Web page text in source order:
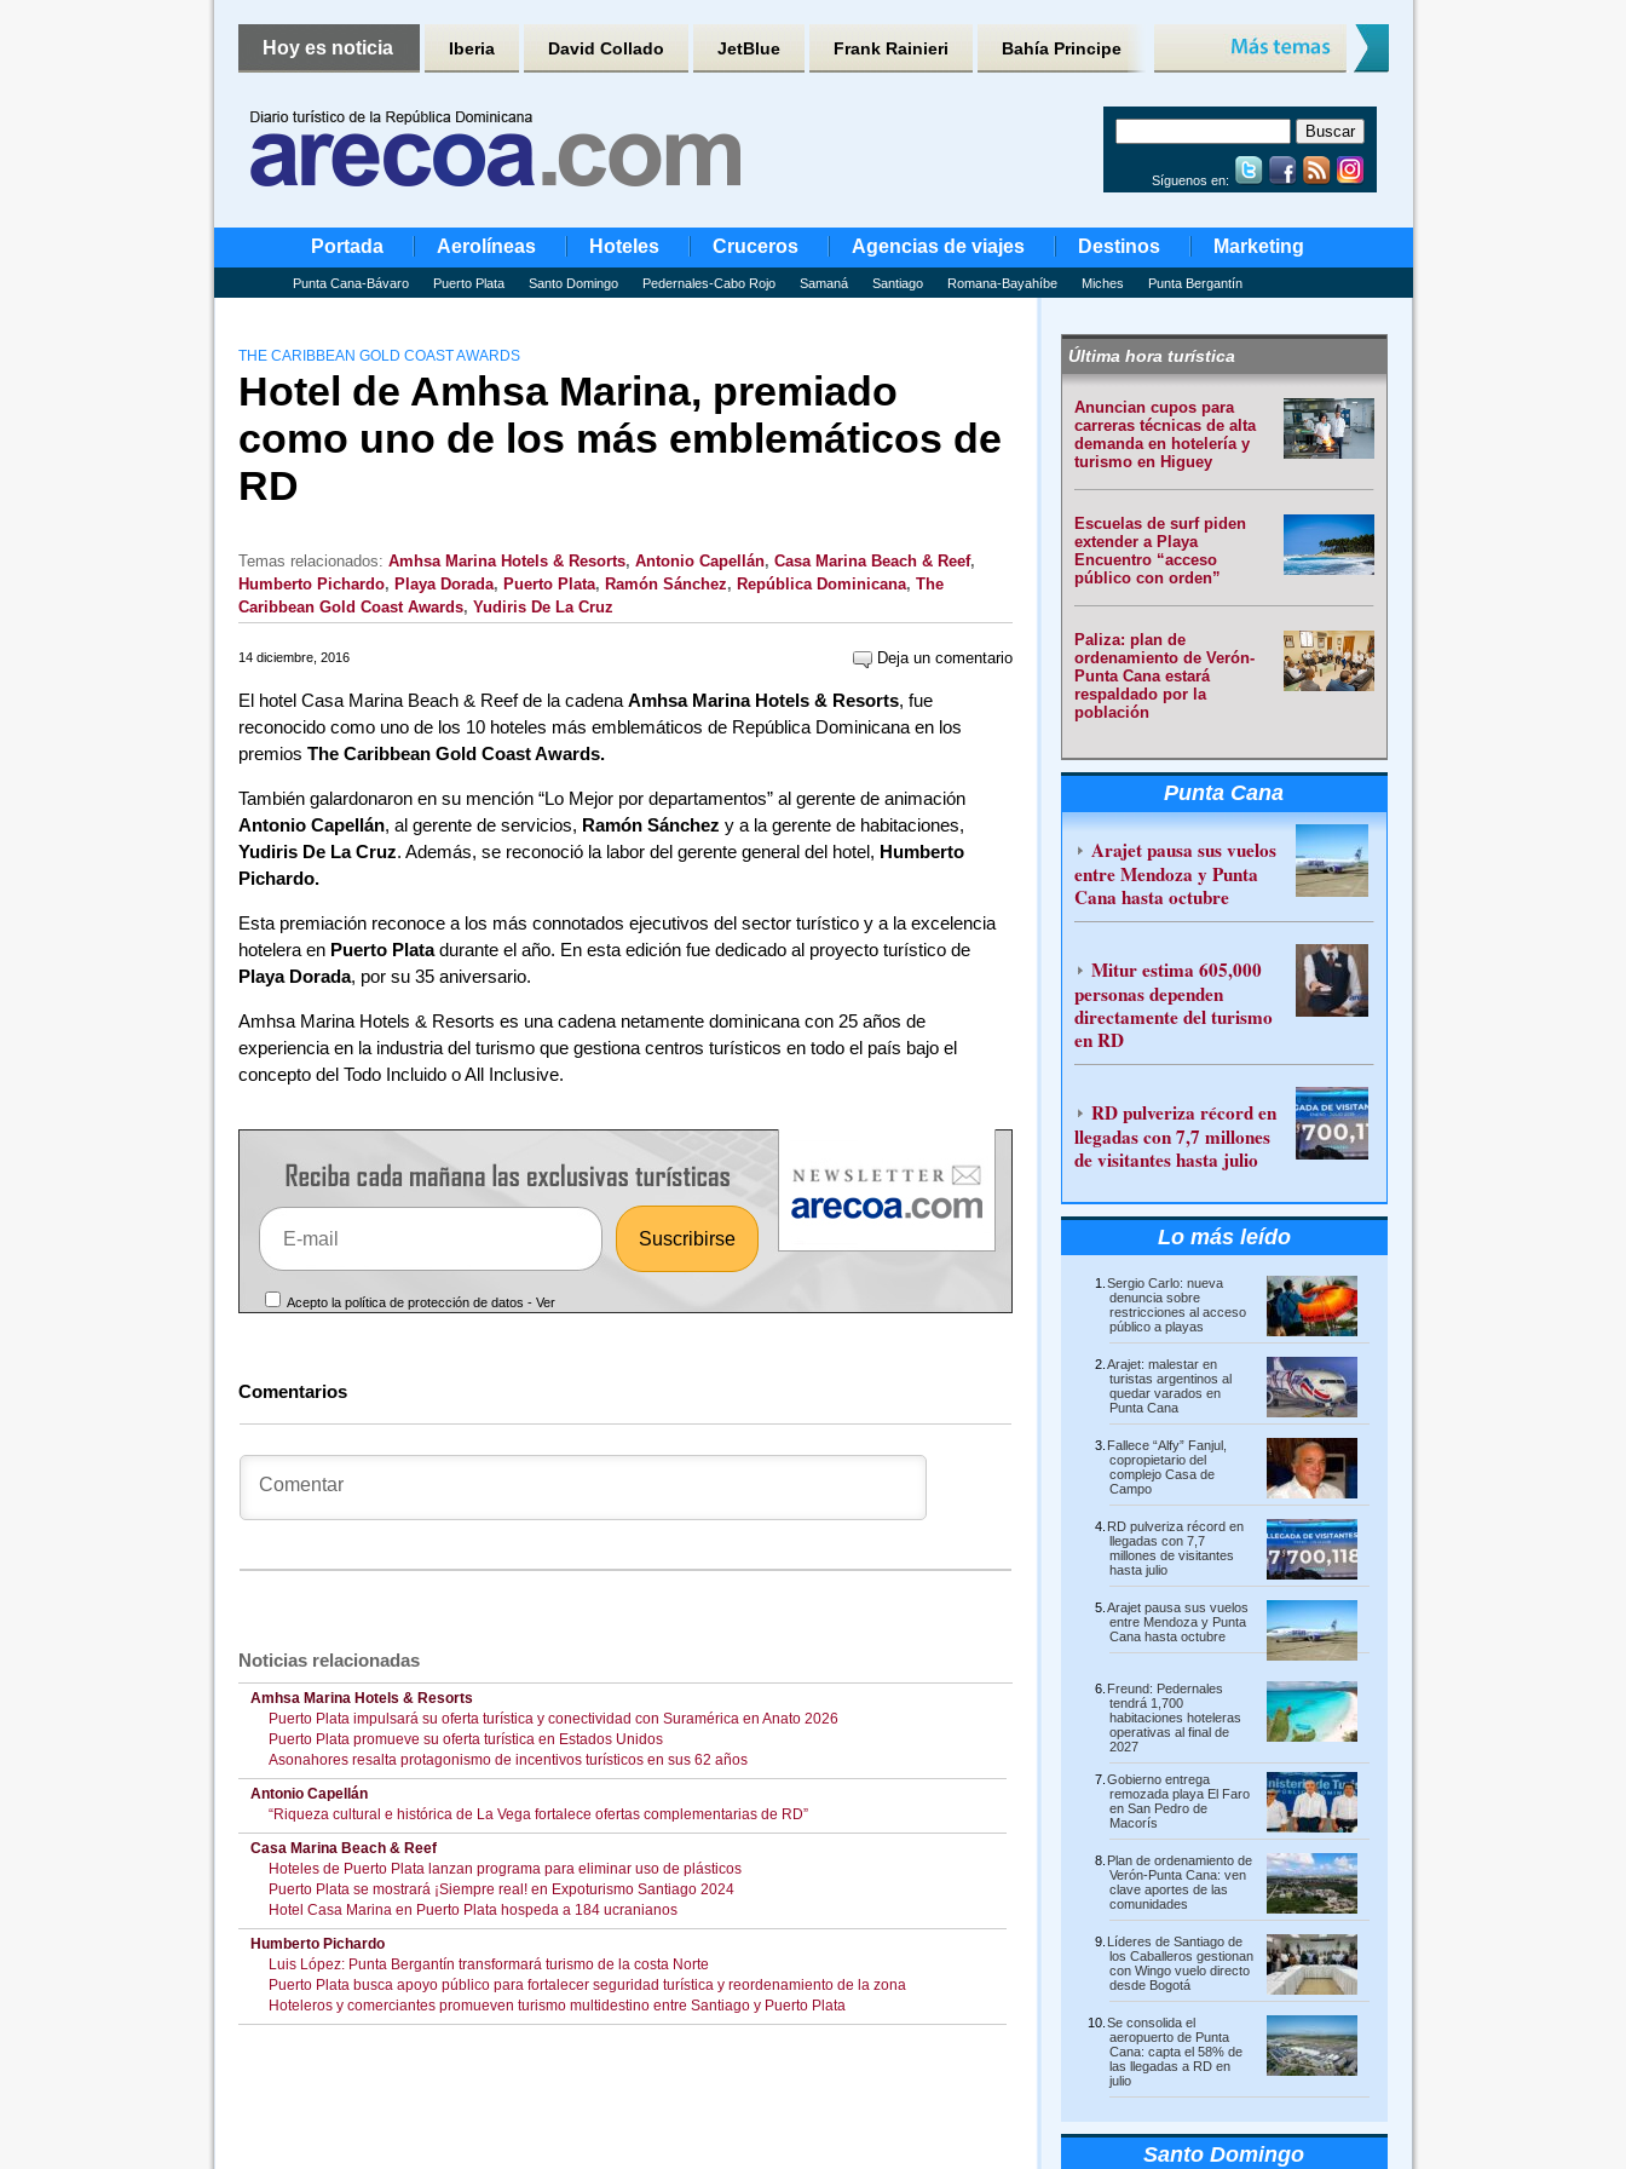
Hoy es noticia Iberia David Collado JetBlue Frank Rainieri Bahía Principe
Síguenos en:
Portada Aerolíneas Hoteles Cruceros Agencias de viajes Destinos Marketing
Punta Cana-Bávaro Puerto Plata Santo Domingo Pedernales-Cabo Rojo Samaná Santiago Romana-Bayahíbe Miches Punta Bergantín
THE CARIBBEAN GOLD COAST AWARDS
Hotel de Amhsa Marina, premiado
como uno de los más emblemáticos de
RD
Temas relacionados: Amhsa Marina Hotels & Resorts, Antonio Capellán, Casa Marina Beach & Reef,
Humberto Pichardo, Playa Dorada, Puerto Plata, Ramón Sánchez, República Dominicana, The
Caribbean Gold Coast Awards, Yudiris De La Cruz
14 diciembre, 2016 Deja un comentario
El hotel Casa Marina Beach & Reef de la cadena Amhsa Marina Hotels & Resorts, fue
reconocido como uno de los 10 hoteles más emblemáticos de República Dominicana en los
premios The Caribbean Gold Coast Awards.
También galardonaron en su mención “Lo Mejor por departamentos” al gerente de animación
Antonio Capellán, al gerente de servicios, Ramón Sánchez y a la gerente de habitaciones,
Yudiris De La Cruz. Además, se reconoció la labor del gerente general del hotel, Humberto
Pichardo.
Esta premiación reconoce a los más connotados ejecutivos del sector turístico y a la excelencia
hotelera en Puerto Platadurante el año. En esta edición fue dedicado al proyecto turístico de
Playa Dorada, por su 35 aniversario.
Amhsa Marina Hotels & Resorts es una cadena netamente dominicana con 25 años de
experiencia en la industria del turismo que gestiona centros turísticos en todo el país bajo el
concepto del Todo Incluido o All Inclusive.
Acepto la política de protección de datos -Ver
Comentarios
Noticias relacionadas
Amhsa Marina Hotels & Resorts
Puerto Plata impulsará su oferta turística y conectividad con Suramérica en Anato 2026
Puerto Plata promueve su oferta turística en Estados Unidos
Asonahores resalta protagonismo de incentivos turísticos en sus 62 años
Antonio Capellán
“Riqueza cultural e histórica de La Vega fortalece ofertas complementarias de RD”
Casa Marina Beach & Reef
Hoteles de Puerto Plata lanzan programa para eliminar uso de plásticos
Puerto Plata se mostrará ¡Siempre real! en Expoturismo Santiago 2024
Hotel Casa Marina en Puerto Plata hospeda a 184 ucranianos
Humberto Pichardo
Luis López: Punta Bergantín transformará turismo de la costa Norte
Puerto Plata busca apoyo público para fortalecer seguridad turística y reordenamiento de la zona
Hoteleros y comerciantes promueven turismo multidestino entre Santiago y Puerto Plata
Última hora turística
Anuncian cupos para
carreras técnicas de alta
demanda en hotelería y
turismo en Higuey
Escuelas de surf piden
extender a Playa
Encuentro “acceso
público con orden”
Paliza: plan de
ordenamiento de Verón-
Punta Cana estará
respaldado por la
población
Punta Cana
Arajet pausa sus vuelos
entre Mendoza y Punta
Cana hasta octubre
Mitur estima 605,000
personas dependen
directamente del turismo
en RD
RD pulveriza récord en
llegadas con 7,7 millones
de visitantes hasta julio
Lo más leído
Sergio Carlo: nueva
denuncia sobre
restricciones al acceso
público a playas
Arajet: malestar en
turistas argentinos al
quedar varados en
Punta Cana
Fallece “Alfy” Fanjul,
copropietario del
complejo Casa de
Campo
RD pulveriza récord en
llegadas con 7,7
millones de visitantes
hasta julio
Arajet pausa sus vuelos
entre Mendoza y Punta
Cana hasta octubre
Freund: Pedernales
tendrá 1,700
habitaciones hoteleras
operativas al final de
2027
Gobierno entrega
remozada playa El Faro
en San Pedro de
Macorís
Plan de ordenamiento de
Verón-Punta Cana: ven
clave aportes de las
comunidades
Líderes de Santiago de
los Caballeros gestionan
con Wingo vuelo directo
desde Bogotá
Se consolida el
aeropuerto de Punta
Cana: capta el 58% de
las llegadas a RD en
julio
Santo Domingo